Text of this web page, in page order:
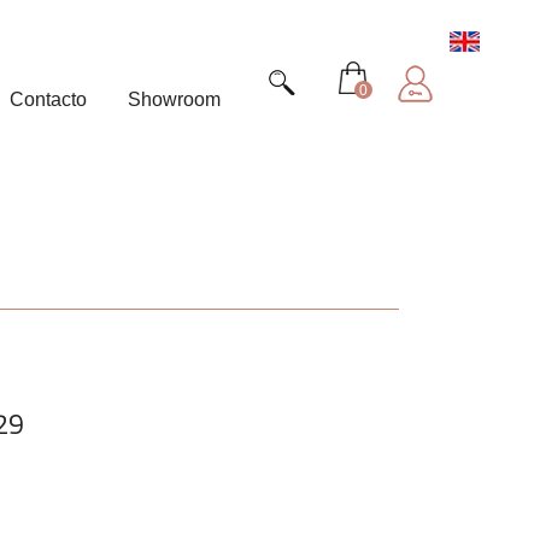
Contacto Showroom 0